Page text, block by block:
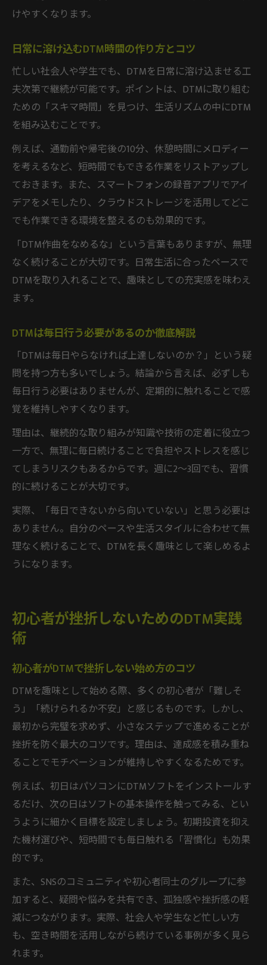
けやすくなります。
日常に溶け込むDTM時間の作り方とコツ
忙しい社会人や学生でも、DTMを日常に溶け込ませる工
夫次第で継続が可能です。ポイントは、DTMに取り組む
ための「スキマ時間」を見つけ、生活リズムの中にDTM
を組み込むことです。
例えば、通勤前や帰宅後の10分、休憩時間にメロディー
を考えるなど、短時間でもできる作業をリストアップし
ておきます。また、スマートフォンの録音アプリでアイ
デアをメモしたり、クラウドストレージを活用してどこ
でも作業できる環境を整えるのも効果的です。
「DTM作曲をなめるな」という言葉もありますが、無理
なく続けることが大切です。日常生活に合ったペースで
DTMを取り入れることで、趣味としての充実感を味わえ
ます。
DTMは毎日行う必要があるのか徹底解説
「DTMは毎日やらなければ上達しないのか？」という疑
問を持つ方も多いでしょう。結論から言えば、必ずしも
毎日行う必要はありませんが、定期的に触れることで感
覚を維持しやすくなります。
理由は、継続的な取り組みが知識や技術の定着に役立つ
一方で、無理に毎日続けることで負担やストレスを感じ
てしまうリスクもあるからです。週に2～3回でも、習慣
的に続けることが大切です。
実際、「毎日できないから向いていない」と思う必要は
ありません。自分のペースや生活スタイルに合わせて無
理なく続けることで、DTMを長く趣味として楽しめるよ
うになります。
初心者が挫折しないためのDTM実践
術
初心者がDTMで挫折しない始め方のコツ
DTMを趣味として始める際、多くの初心者が「難しそ
う」「続けられるか不安」と感じるものです。しかし、
最初から完璧を求めず、小さなステップで進めることが
挫折を防ぐ最大のコツです。理由は、達成感を積み重ね
ることでモチベーションが維持しやすくなるためです。
例えば、初日はパソコンにDTMソフトをインストールす
るだけ、次の日はソフトの基本操作を触ってみる、とい
うように細かく目標を設定しましょう。初期投資を抑え
た機材選びや、短時間でも毎日触れる「習慣化」も効果
的です。
また、SNSのコミュニティや初心者同士のグループに参
加すると、疑問や悩みを共有でき、孤独感や挫折感の軽
減につながります。実際、社会人や学生など忙しい方
も、空き時間を活用しながら続けている事例が多く見ら
れます。